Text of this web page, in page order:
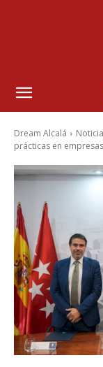
Dream Alcalá
prácticas en